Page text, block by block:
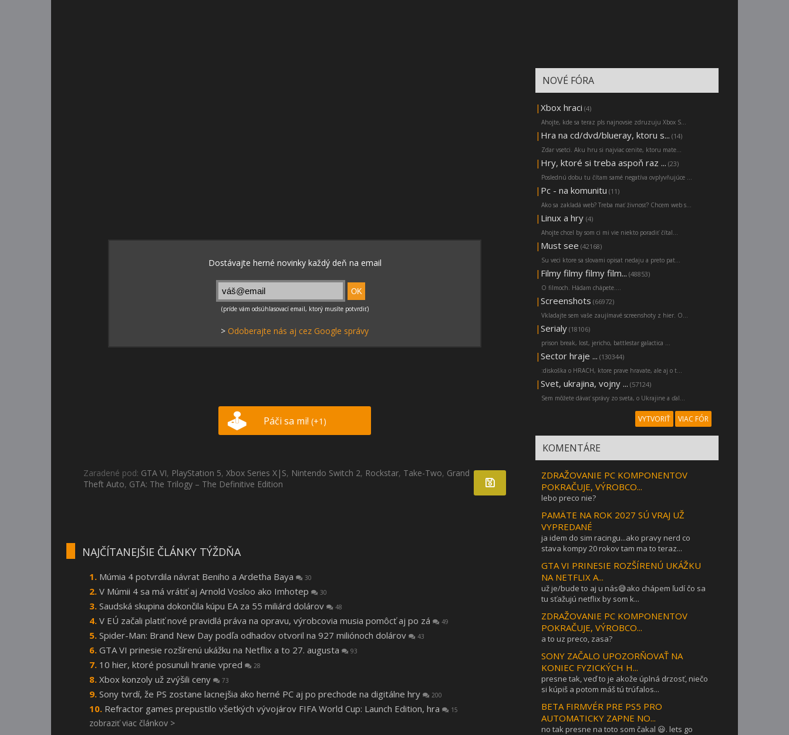
> Odoberajte nás aj cez Google správy
Páči sa mi! (+1)
Zaradené pod: GTA VI, PlayStation 5, Xbox Series X|S, Nintendo Switch 2, Rockstar, Take-Two, Grand
Theft Auto, GTA: The Trilogy – The Definitive Edition
NAJČÍTANEJŠIE ČLÁNKY TÝŽDŇA
Múmia 4 potvrdila návrat Beniho a Ardetha Baya 30
V Múmii 4 sa má vrátiť aj Arnold Vosloo ako Imhotep 30
Saudská skupina dokončila kúpu EA za 55 miliárd dolárov 48
V EÚ začali platiť nové pravidlá práva na opravu, výrobcovia musia pomôcť aj po zá 49
Spider-Man: Brand New Day podľa odhadov otvoril na 927 miliónoch dolárov 43
GTA VI prinesie rozšírenú ukážku na Netflix a to 27. augusta 93
10 hier, ktoré posunuli hranie vpred 28
Xbox konzoly už zvýšili ceny 73
Sony tvrdí, že PS zostane lacnejšia ako herné PC aj po prechode na digitálne hry 200
Refractor games prepustilo všetkých vývojárov FIFA World Cup: Launch Edition, hra 15
zobraziť viac článkov >
NOVÉ FÓRA
| Xbox hraci (4)
Ahojte, kde sa teraz pls najnovsie zdruzuju Xbox S...
| Hra na cd/dvd/blueray, ktoru s... (14)
Zdar vsetci. Aku hru si najviac cenite, ktoru mate...
| Hry, ktoré si treba aspoň raz ... (23)
Poslednú dobu tu čítam samé negatíva ovplyvňujúce ...
| Pc - na komunitu (11)
Ako sa zakladá web? Treba mať živnosť? Chcem web s...
| Linux a hry (4)
Ahojte chcel by som ci mi vie niekto poradiť čítal...
| Must see (42168)
Su veci ktore sa slovami opisat nedaju a preto pat...
| Filmy filmy filmy film... (48853)
O filmoch. Hádam chápete....
| Screenshots (66972)
Vkladajte sem vaše zaujímavé screenshoty z hier. O...
| Serialy (18106)
prison break, lost, jericho, battlestar galactica ...
| Sector hraje ... (130344)
:diskoška o HRACH, ktore prave hravate, ale aj o t...
| Svet, ukrajina, vojny ... (57124)
Sem môžete dávať správy zo sveta, o Ukrajine a ďal...
VYTVORIŤ VIAC FÓR
KOMENTÁRE
ZDRAŽOVANIE PC KOMPONENTOV
POKRAČUJE, VÝROBCO...
lebo preco nie?
PAMÄTE NA ROK 2027 SÚ VRAJ UŽ
VYPREDANÉ
ja idem do sim racingu...ako pravy nerd co
stava kompy 20 rokov tam ma to teraz...
GTA VI PRINESIE ROZŠÍRENÚ UKÁŽKU
NA NETFLIX A...
už je/bude to aj u nás😅ako chápem ľudí čo sa
tu sťažujú netflix by som k...
ZDRAŽOVANIE PC KOMPONENTOV
POKRAČUJE, VÝROBCO...
a to uz preco, zasa?
SONY ZAČALO UPOZORŇOVAŤ NA
KONIEC FYZICKÝCH H...
presne tak, veď to je akože úplná drzosť, niečo
si kúpiš a potom máš tú trúfalos...
BETA FIRMVÉR PRE PS5 PRO
AUTOMATICKY ZAPNE NO...
no tak presne na toto som čakal 😃. lets go